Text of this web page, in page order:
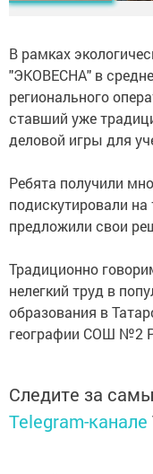
В рамках
"ЭКОВЕСНА" в
регионального
ставший уже
деловой игры для
Ребята получили
подискутировали
предложили свои
Традиционно
нелегкий труд в
образования в
географии СОШ №2
Следите за
Telegram-канале